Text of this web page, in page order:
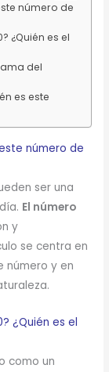
número de
¿Quién es el
del
es este
número de
ser una
El número
y
se centra en
número y en
¿Quién es el
como un